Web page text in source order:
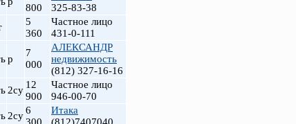
800
325-83-38
5
360
Частное лицо
431-0-111
р
7
000
АЛЕКСАНДР
недвижимость
(812) 327-16-16
2су 12
900
Частное лицо
946-00-70
2су6
Итака